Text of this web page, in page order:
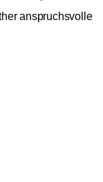
anspruchsvolle